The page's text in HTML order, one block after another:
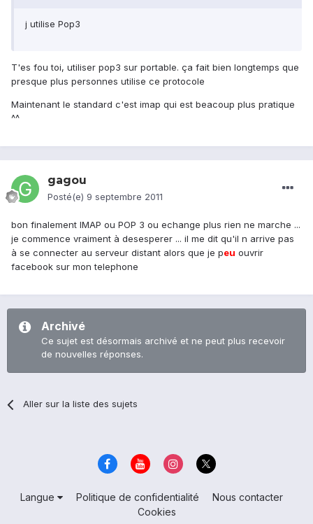
j utilise Pop3
T'es fou toi, utiliser pop3 sur portable. ça fait bien longtemps que
presque plus personnes utilise ce protocole
Maintenant le standard c'est imap qui est beacoup plus pratique
^^
gagou
Posté(e) 9 septembre 2011
bon finalement IMAP ou POP 3 ou echange plus rien ne marche ...
je commence vraiment à desesperer ... il me dit qu'il n arrive pas
à se connecter au serveur distant alors que je peu ouvrir
facebook sur mon telephone
Archivé
Ce sujet est désormais archivé et ne peut plus recevoir
de nouvelles réponses.
Aller sur la liste des sujets
Langue Politique de confidentialité
Nous contacter
Cookies